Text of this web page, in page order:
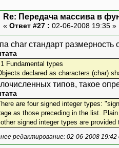
Re: Передача массива в
« Ответ #27 : 02-06-2008 19:35 »
char стандарт размерность
Fundamental types
declared as characters (char)
типов, такое
are four signed integer types:
as those preceding in the list.
signed integer types are
редактирование: 02-06-2008